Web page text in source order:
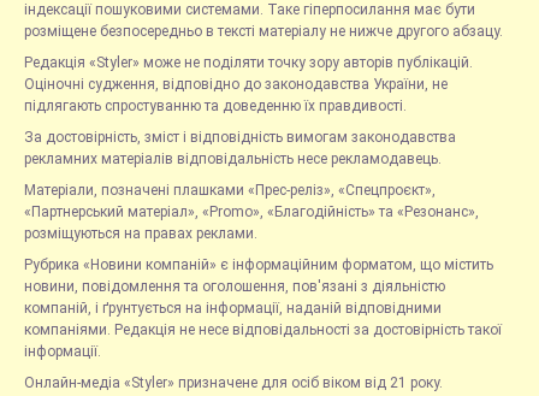
індексації пошуковими системами. Таке гіперпосилання має бути
розміщене безпосередньо в тексті матеріалу не нижче другого абзацу.
Редакція «Styler» може не поділяти точку зору авторів публікацій.
Оціночні судження, відповідно до законодавства України, не
підлягають спростуванню та доведенню їх правдивості.
За достовірність, зміст і відповідність вимогам законодавства
рекламних матеріалів відповідальність несе рекламодавець.
Матеріали, позначені плашками «Прес-реліз», «Спецпроєкт»,
«Партнерський матеріал», «Promo», «Благодійність» та «Резонанс»,
розміщуються на правах реклами.
Рубрика «Новини компаній» є інформаційним форматом, що містить
новини, повідомлення та оголошення, пов'язані з діяльністю
компаній, і ґрунтується на інформації, наданій відповідними
компаніями. Редакція не несе відповідальності за достовірність такої
інформації.
Онлайн-медіа «Styler» призначене для осіб віком від 21 року.